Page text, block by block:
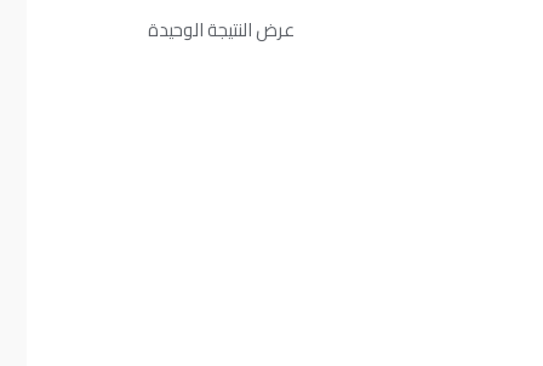
عرض النتيجة الوحيدة